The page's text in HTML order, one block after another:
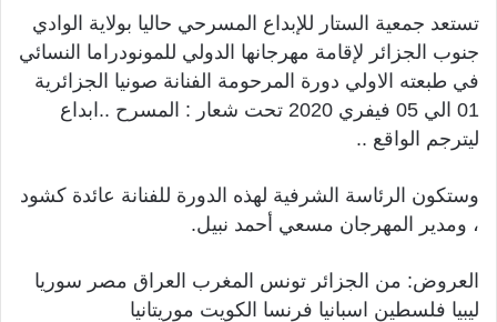
تستعد جمعية الستار للإبداع المسرحي حاليا بولاية الوادي
جنوب الجزائر لإقامة مهرجانها الدولي للمونودراما النسائي
في طبعته الاولي دورة المرحومة الفنانة صونيا الجزائرية
01 الي 05 فيفري 2020 تحت شعار : المسرح ..ابداع
ليترجم الواقع ..
وستكون الرئاسة الشرفية لهذه الدورة للفنانة عائدة كشود
، ومدير المهرجان مسعي أحمد نبيل.
العروض: من الجزائر تونس المغرب العراق مصر سوريا
ليبيا فلسطين اسبانيا فرنسا الكويت موريتانيا